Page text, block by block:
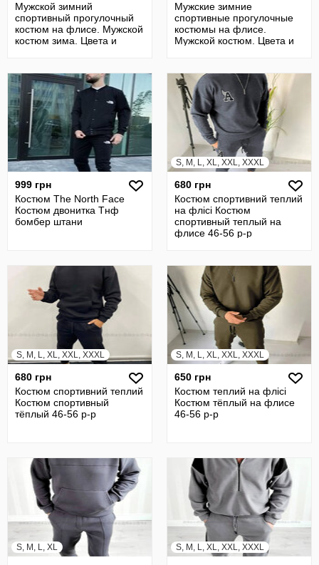
Мужской зимний
спортивный прогулочный
костюм на флисе. Мужской
костюм зима. Цвета и
Мужские зимние
спортивные прогулочные
костюмы на флисе.
Мужской костюм. Цвета и
999 грн
Костюм The North Face
Костюм двонитка Тнф
бомбер штани
S, M, L, XL, XXL, XXXL
680 грн
Костюм спортивний теплий
на флісі Костюм
спортивный теплый на
флисе 46-56 р-р
S, M, L, XL, XXL, XXXL
680 грн
Костюм спортивний теплий
Костюм спортивный
тёплый 46-56 р-р
S, M, L, XL, XXL, XXXL
650 грн
Костюм теплий на флісі
Костюм тёплый на флисе
46-56 р-р
S, M, L, XL S, M, L, XL, XXL, XXXL